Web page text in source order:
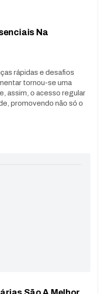
Na
rápidas e desafios
tornou-se uma
assim, o acesso regular
promovendo não só o